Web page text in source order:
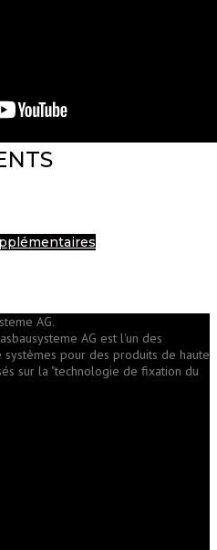
AG est l'un des
systèmes pour des produits de haute
sur la "technologie de fixation du